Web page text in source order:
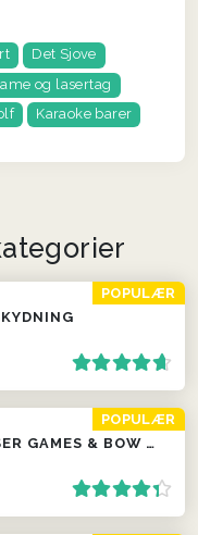
Det Sjove
og lasertag
Karaoke barer
POPULÆR
POPULÆR
PAINTBALL, LASER GAMES & BOW COMBAT